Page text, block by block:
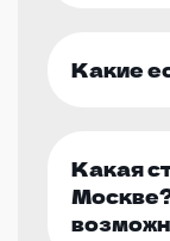
Какие
Какая